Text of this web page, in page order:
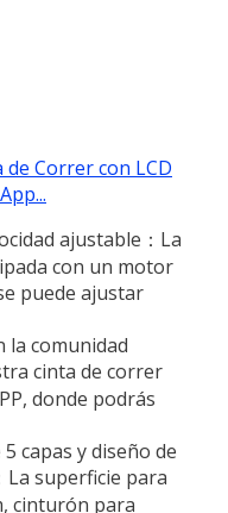
Correr con LCD
ajustable：La
con un motor
puede ajustar
la comunidad
cinta de correr
donde podrás
capas y diseño de
superficie para
cinturón para